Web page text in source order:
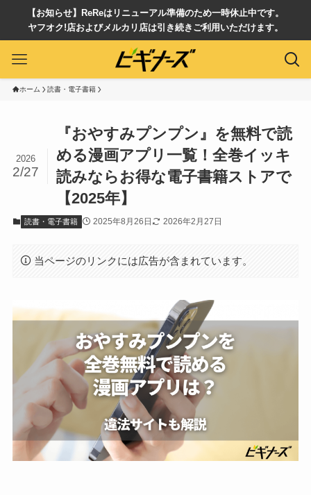
【お知らせ】ReReはリニューアル準備のため一時休止中です。
ヤフオク!店およびメルカリ店は引き続きご利用いただけます。
ホーム 読書・電子書籍
『おやすみプンプン』を無料で読
める漫画アプリ一覧！全巻イッキ
読みならお得な電子書籍ストアで
【2025年】
2026
2/27
読書・電子書籍 2025年8月26日 2026年2月27日
当ページのリンクには広告が含まれています。